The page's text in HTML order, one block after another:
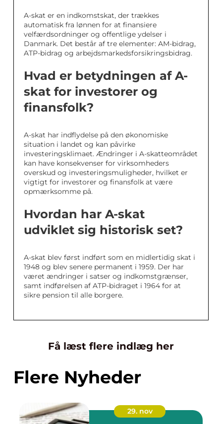
A-skat er en indkomstskat, der trækkes
automatisk fra lønnen for at finansiere
velfærdsordninger og offentlige ydelser i
Danmark. Det består af tre elementer: AM-bidrag,
ATP-bidrag og arbejdsmarkedsforsikringsbidrag.
Hvad er betydningen af A-
skat for investorer og
finansfolk?
A-skat har indflydelse på den økonomiske
situation i landet og kan påvirke
investeringsklimaet. Ændringer i A-skatteområdet
kan have konsekvenser for virksomheders
overskud og investeringsmuligheder, hvilket er
vigtigt for investorer og finansfolk at være
opmærksomme på.
Hvordan har A-skat
udviklet sig historisk set?
A-skat blev først indført som en midlertidig skat i
1948 og blev senere permanent i 1959. Der har
været ændringer i satser og indkomstgrænser,
samt indførelsen af ATP-bidraget i 1964 for at
sikre pension til alle borgere.
Få læst flere indlæg her
Flere Nyheder
29. nov